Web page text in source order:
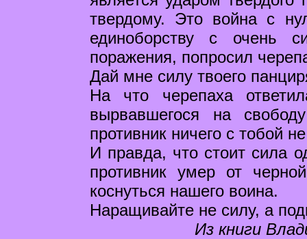
твердому. Это война с
единоборству с очень
поражения, попросил
Дай мне силу твоего
На что черепаха
вырвавшегося на
противник ничего с тобой
И правда, что стоит сила
противник умер от
коснуться нашего воина.
Наращивайте не силу, а
Из книги